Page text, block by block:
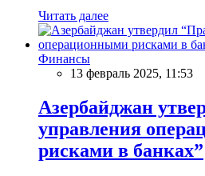
Читать далее
Финансы
13 февраль 2025, 11:53
Азербайджан
управления
рисками в банках”